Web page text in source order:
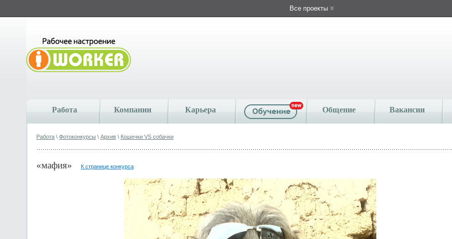
Все проекты
Работа Компании Карьера Общение Вакансии
Работа \ Фотоконкурсы \ Архив \ Кошечки VS собачки
«мафия» К странице конкурса